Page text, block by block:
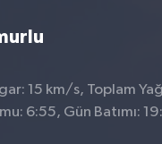
15 km/s, Toplam
6:55, Gün Batımı: